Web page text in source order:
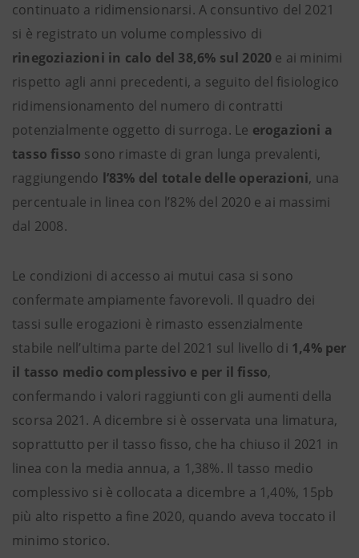
continuato a ridimensionarsi. A consuntivo del 2021
si è registrato un volume complessivo di
rinegoziazioni in calo del 38,6% sul 2020 e ai minimi
rispetto agli anni precedenti, a seguito del fisiologico
ridimensionamento del numero di contratti
potenzialmente oggetto di surroga. Le erogazioni a
tasso fisso sono rimaste di gran lunga prevalenti,
raggiungendo l’83% del totale delle operazioni, una
percentuale in linea con l’82% del 2020 e ai massimi
dal 2008.
Le condizioni di accesso ai mutui casa si sono
confermate ampiamente favorevoli. Il quadro dei
tassi sulle erogazioni è rimasto essenzialmente
stabile nell’ultima parte del 2021 sul livello di 1,4% per
il tasso medio complessivo e per il fisso,
confermando i valori raggiunti con gli aumenti della
scorsa 2021. A dicembre si è osservata una limatura,
soprattutto per il tasso fisso, che ha chiuso il 2021 in
linea con la media annua, a 1,38%. Il tasso medio
complessivo si è collocata a dicembre a 1,40%, 15pb
più alto rispetto a fine 2020, quando aveva toccato il
minimo storico.